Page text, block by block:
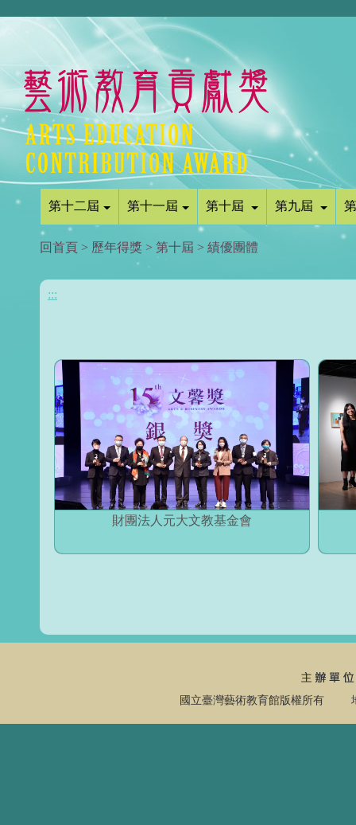
第十二屆 第十一屆 第十屆 第九屆
:::
回首頁 > 歷年得獎 > 第十屆 > 績優團體
財團法人元大文教基金會
國立臺灣藝術教育館版權所有